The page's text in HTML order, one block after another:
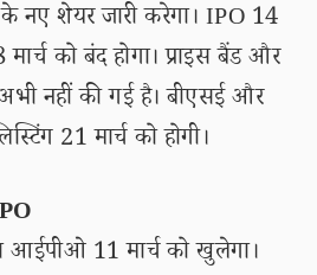
नए शेयर जारी करेगा। IPO 14
को बंद होगा। प्राइस बैंड और
नहीं की गई है। बीएसई और
21 मार्च को होगी।
आईपीओ 11 मार्च को खुलेगा।